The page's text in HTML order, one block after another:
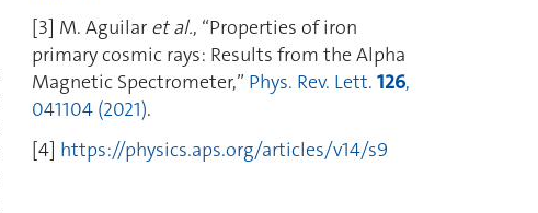
[3] M. Aguilar et al., “Properties of iron
primary cosmic rays: Results from the Alpha
Magnetic Spectrometer,” Phys. Rev. Lett. 126,
041104 (2021).
[4] https://physics.aps.org/articles/v14/s9